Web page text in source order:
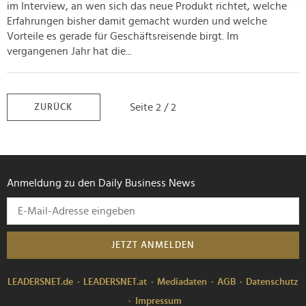
Abschnitt Einzelheitenfest.
Wir verwenden Cookies, um Inhalte und Anzeigen zu
personalisieren, Funktionen für soziale Medien anbieten
zu können und die Zugriffe auf unsere Website zu
Verwendung unserer Website an unsere Partner für
soziale Medien, Werbung und Analysen weiter. Unsere
weiteren Daten zusammen, die Sie ihnen bereitgestellt
gesammelt haben.
im Interview, an wen sich das neue Produkt richtet, welche
Erfahrungen bisher damit gemacht wurden und welche
Vorteile es gerade für Geschäftsreisende birgt. Im
vergangenen Jahr hat die...
ZURÜCK Seite 2 / 2
Anmeldung zu den Daily Business News
JETZT ANMELDEN
LEADERSNET.de LEADERSNET.at Mediadaten AGB
Datenschutz
Impressum